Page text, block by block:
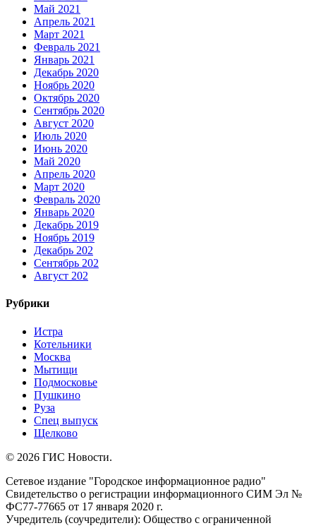
Май 2021
Апрель 2021
Март 2021
Февраль 2021
Январь 2021
Декабрь 2020
Ноябрь 2020
Октябрь 2020
Сентябрь 2020
Август 2020
Июль 2020
Июнь 2020
Май 2020
Апрель 2020
Март 2020
Февраль 2020
Январь 2020
Декабрь 2019
Ноябрь 2019
Декабрь 202
Сентябрь 202
Август 202
Рубрики
Истра
Котельники
Москва
Мытищи
Подмосковье
Пушкино
Руза
Спец выпуск
Щелково
© 2026 ГИС Новости.
Сетевое издание "Городское информационное радио"
Свидетельство о регистрации информационного СИМ Эл №
ФС77-77665 от 17 января 2020 г.
Учредитель (соучредители): Общество с ограниченной